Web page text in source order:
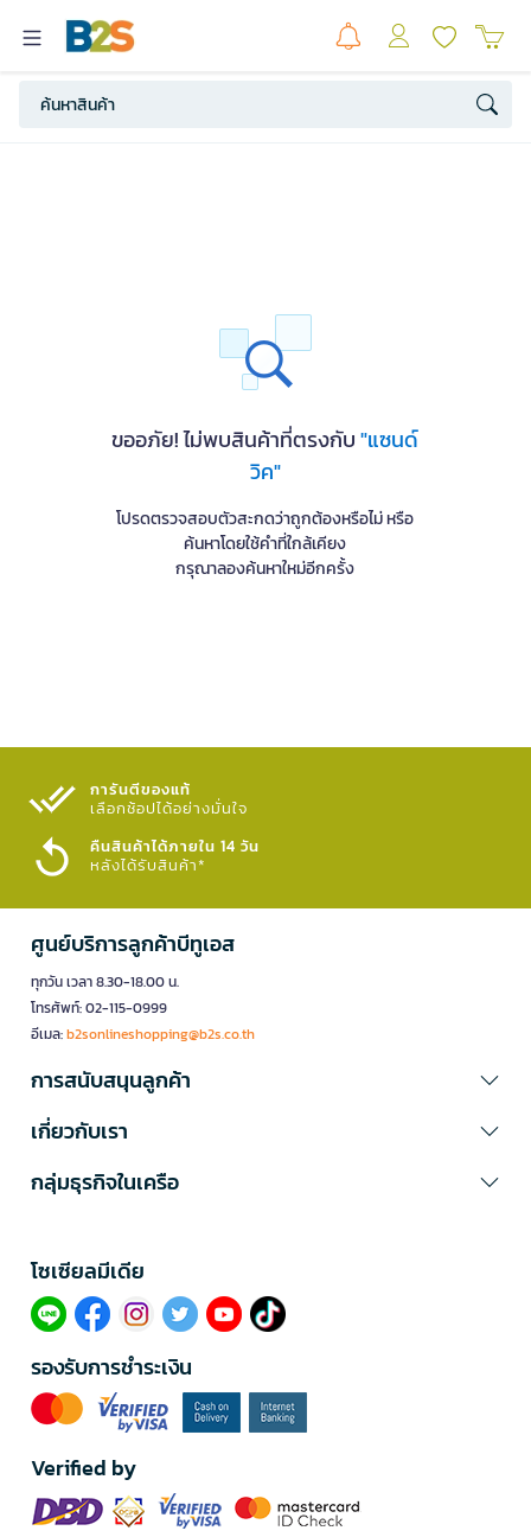
ขออภัย! ไม่พบสินค้าที่ตรงกับ"แซนด์
วิค"
โปรดตรวจสอบตัวสะกดว่าถูกต้องหรือไม่ หรือ
ค้นหาโดยใช้คำที่ใกล้เคียง
กรุณาลองค้นหาใหม่อีกครั้ง
การันตีของแท้
เลือกช้อปได้อย่างมั่นใจ​
คืนสินค้าได้ภายใน 14 วัน
หลังได้รับสินค้า*
ศูนย์บริการลูกค้าบีทูเอส
ทุกวัน เวลา 8.30-18.00 น.
โทรศัพท์: 02-115-0999
อีเมล:b2sonlineshopping@b2s.co.th
การสนับสนุนลูกค้า
เกี่ยวกับเรา
กลุ่มธุรกิจในเครือ
โซเซียลมีเดีย​
รองรับการชำระเงิน
Verified by